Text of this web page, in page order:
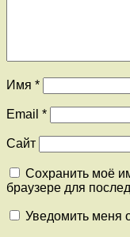
Имя *
Email *
Сайт
Сохранить моё
браузере для
Уведомить меня